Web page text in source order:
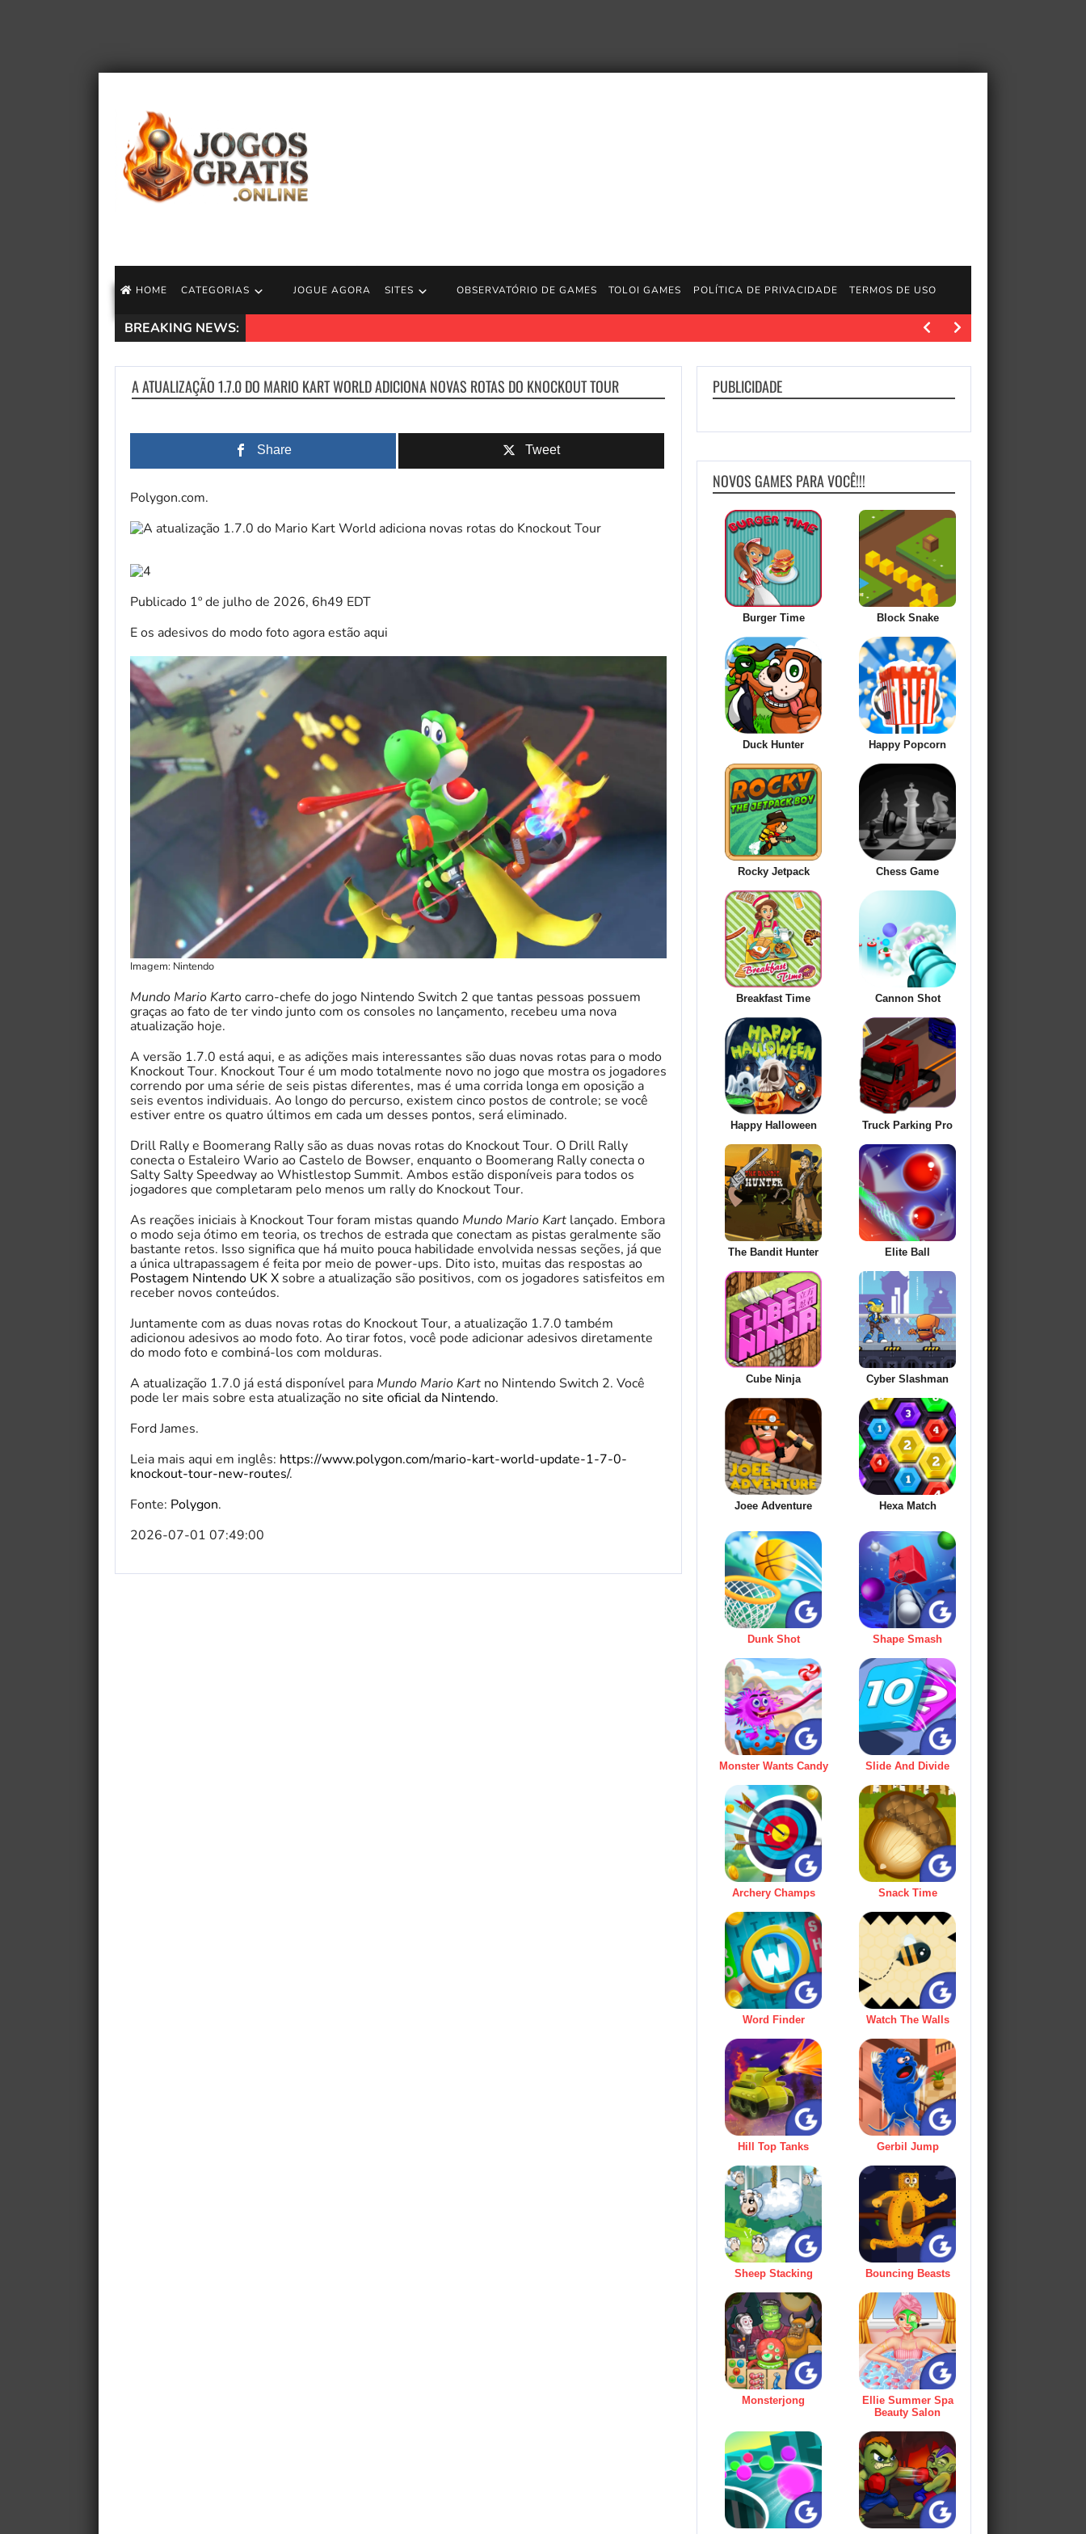
HOME CATEGORIAS JOGUE AGORA SITES OBSERVATÓRIO DE GAMES TOLOI GAMES POLÍTICA DE PRIVACIDADE TERMOS DE USO
BREAKING NEWS: http://www.longplays.org Interpretado por: JagOfTroy Uma
A ATUALIZAÇÃO 1.7.0 DO MARIO KART WORLD ADICIONA NOVAS ROTAS DO KNOCKOUT TOUR
Share Tweet
Polygon.com.
Publicado 1º de julho de 2026, 6h49 EDT
E os adesivos do modo foto agora estão aqui
Imagem: Nintendo
Mundo Mario Karto carro-chefe do jogo Nintendo Switch 2 que tantas pessoas possuem
graças ao fato de ter vindo junto com os consoles no lançamento, recebeu uma nova
atualização hoje.
A versão 1.7.0 está aqui, e as adições mais interessantes são duas novas rotas para o modo
Knockout Tour. Knockout Tour é um modo totalmente novo no jogo que mostra os jogadores
correndo por uma série de seis pistas diferentes, mas é uma corrida longa em oposição a
seis eventos individuais. Ao longo do percurso, existem cinco postos de controle; se você
estiver entre os quatro últimos em cada um desses pontos, será eliminado.
Drill Rally e Boomerang Rally são as duas novas rotas do Knockout Tour. O Drill Rally
conecta o Estaleiro Wario ao Castelo de Bowser, enquanto o Boomerang Rally conecta o
Salty Salty Speedway ao Whistlestop Summit. Ambos estão disponíveis para todos os
jogadores que completaram pelo menos um rally do Knockout Tour.
As reações iniciais à Knockout Tour foram mistas quando Mundo Mario Kart lançado. Embora
o modo seja ótimo em teoria, os trechos de estrada que conectam as pistas geralmente são
bastante retos. Isso significa que há muito pouca habilidade envolvida nessas seções, já que
a única ultrapassagem é feita por meio de power-ups. Dito isto, muitas das respostas ao
Postagem Nintendo UK X sobre a atualização são positivos, com os jogadores satisfeitos em
receber novos conteúdos.
Juntamente com as duas novas rotas do Knockout Tour, a atualização 1.7.0 também
adicionou adesivos ao modo foto. Ao tirar fotos, você pode adicionar adesivos diretamente
do modo foto e combiná-los com molduras.
A atualização 1.7.0 já está disponível para Mundo Mario Kart no Nintendo Switch 2. Você
pode ler mais sobre esta atualização no site oficial da Nintendo.
Ford James.
Leia mais aqui em inglês: https://www.polygon.com/mario-kart-world-update-1-7-0-
knockout-tour-new-routes/.
Fonte: Polygon.
2026-07-01 07:49:00
PUBLICIDADE
NOVOS GAMES PARA VOCÊ!!!
Burger Time Block Snake
Duck Hunter Happy Popcorn
Rocky Jetpack Chess Game
Breakfast Time Cannon Shot
Happy Halloween Truck Parking Pro
The Bandit Hunter Elite Ball
Cube Ninja Cyber Slashman
Joee Adventure Hexa Match
Dunk Shot Shape Smash
Monster Wants Candy Slide And Divide
Archery Champs Snack Time
Word Finder Watch The Walls
Hill Top Tanks Gerbil Jump
Sheep Stacking Bouncing Beasts
Monsterjong
Ellie Summer Spa
Beauty Salon